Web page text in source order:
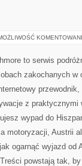
to serwis
zakochanych w
z praktycznymi
wypad do
motoryzacji, Austrii
ogarnąć wyjazd od
powstają tak,